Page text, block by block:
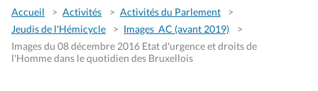
Accueil Activités
Activités du Parlement
Jeudis de l'Hémicycle
Images_AC (avant 2019)
Images du 08 décembre 2016 Etat d'urgence et droits de
l'Homme dans le quotidien des Bruxellois